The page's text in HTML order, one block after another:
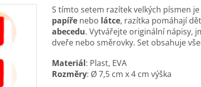
S tímto setem razítek velkých písmen
papíře nebo látce, razítka pomáhají
abecedu. Vytvářejte originální nápisy,
dveře nebo směrovky. Set obsahuje
Materiál: Plast, EVA
Rozměry: Ø 7,5 cm x 4 cm výška